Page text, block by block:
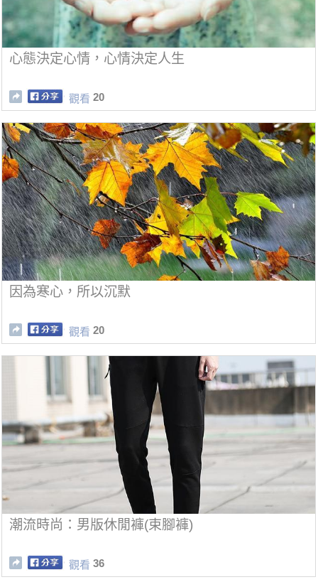
心態決定心情，心情決定人生
觀看 20
因為寒心，所以沉默
觀看 20
潮流時尚：男版休閒褲(束腳褲)
觀看 36